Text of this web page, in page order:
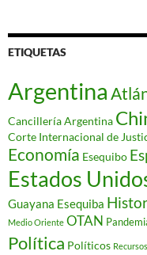
ETIQUETAS
Argentina
Cancillería Argentina
Corte Internacional de
Economía Esequibo
Estados
Guayana Esequiba
Medio Oriente OTAN
Política Políticos